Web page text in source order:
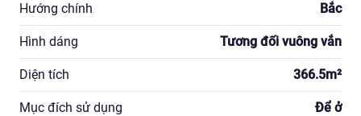
Hướng chính Bắc
Hình dáng Tương đối vuông vắn
Diện tích 366.5m²
Mục đích sử dụng Để ở